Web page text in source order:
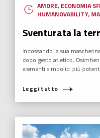
AMORE, ECONOMIA
HUMANOVABILITY,
Sventurata la
Indossando la sua
dopo gesto atletico,
elementi simbolici più
Leggi tutto